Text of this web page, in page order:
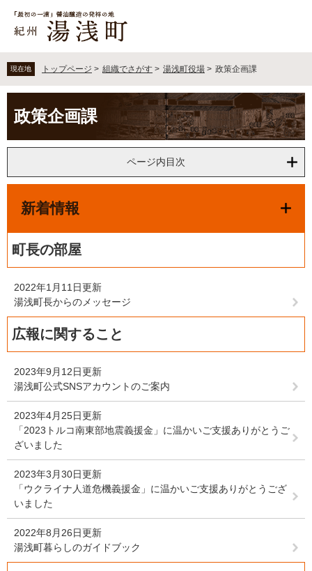
の
先
で
ー
を
ば
本
現在地 トップページ > 組織でさがす > 湯浅町役場 > 政策企画課
文政策企画課
ページ内目次
新着情報
町長の部屋
2022年1月11日更新
湯浅町長からのメッセージ
広報に関すること
2023年9月12日更新
湯浅町公式SNSアカウントのご案内
2023年4月25日更新
「2023トルコ南東部地震義援金」に温かいご支援ありがとうご
ざいました
2023年3月30日更新
「ウクライナ人道危機義援金」に温かいご支援ありがとうござ
いました
2022年8月26日更新
湯浅町暮らしのガイドブック